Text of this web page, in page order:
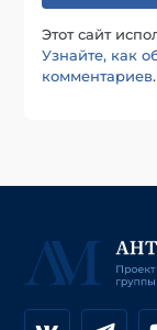
Этот сайт
Узнайте, как
комментариев.